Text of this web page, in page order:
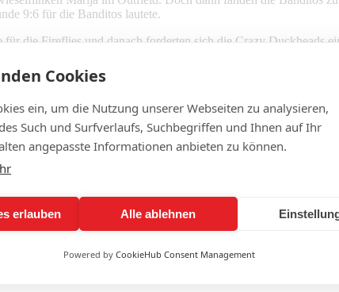
9:6 für die Banditos lautete.
die Fireflies und danach forderten sich die Crazy Duckheads
knapp mit 11:10 Runs.
Erdingern zu verdanken war.
Cookies
ein, um die Nutzung unserer Webseiten zu analysieren,
Such und Surfverlaufs, Suchbegriffen und Ihnen auf Ihr
angepasste Informationen anbieten zu können.
erlauben Alle ablehnen
Powered by CookieHub Consent Management